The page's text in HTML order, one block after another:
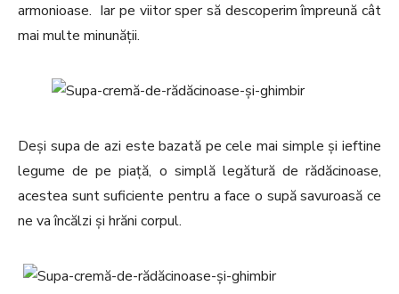
armonioase. Iar pe viitor sper să descoperim împreună cât
mai multe minunății.
Deși supa de azi este bazată pe cele mai simple și ieftine
legume de pe piață, o simplă legătură de rădăcinoase,
acestea sunt suficiente pentru a face o supă savuroasă ce
ne va încălzi și hrăni corpul.